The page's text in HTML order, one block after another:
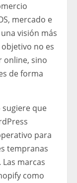
mercado e
visión más
no es
online, sino
de forma
sugiere que
para
tempranas
marcas
como